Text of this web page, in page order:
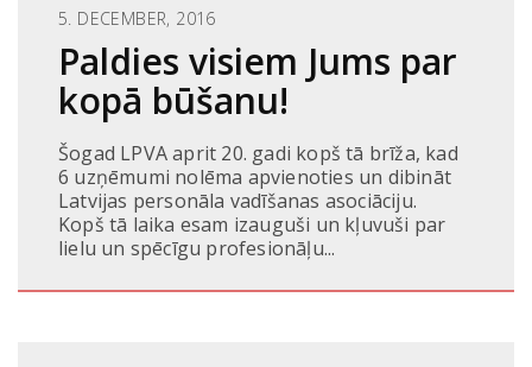
5. DECEMBER, 2016
Paldies visiem Jums par
kopā būšanu!
Šogad LPVA aprit 20. gadi kopš tā brīža, kad
6 uzņēmumi nolēma apvienoties un dibināt
Latvijas personāla vadīšanas asociāciju.
Kopš tā laika esam izauguši un kļuvuši par
lielu un spēcīgu profesionāļu...